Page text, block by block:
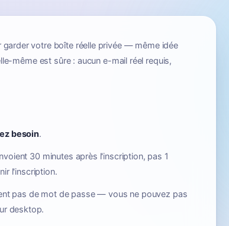
votre boîte réelle privée — même idée
même est sûre : aucun e-mail réel requis,
besoin.
30 minutes après l'inscription, pas 1
l'inscription.
pas de mot de passe — vous ne pouvez pas
desktop.